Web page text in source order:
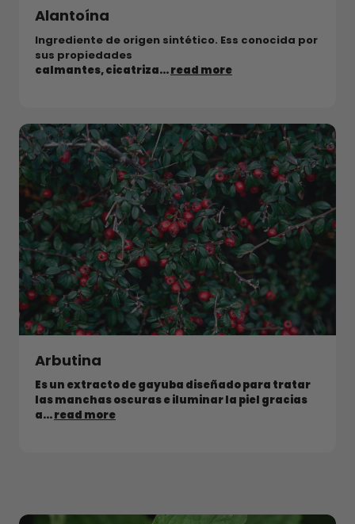
Alantoína
Ingrediente de origen sintético. Ess conocida por
sus propiedades
calmantes, cicatriza...read more
Arbutina
Es un extracto de gayuba diseñado para tratar
las manchas oscuras e iluminar la piel gracias
a...read more